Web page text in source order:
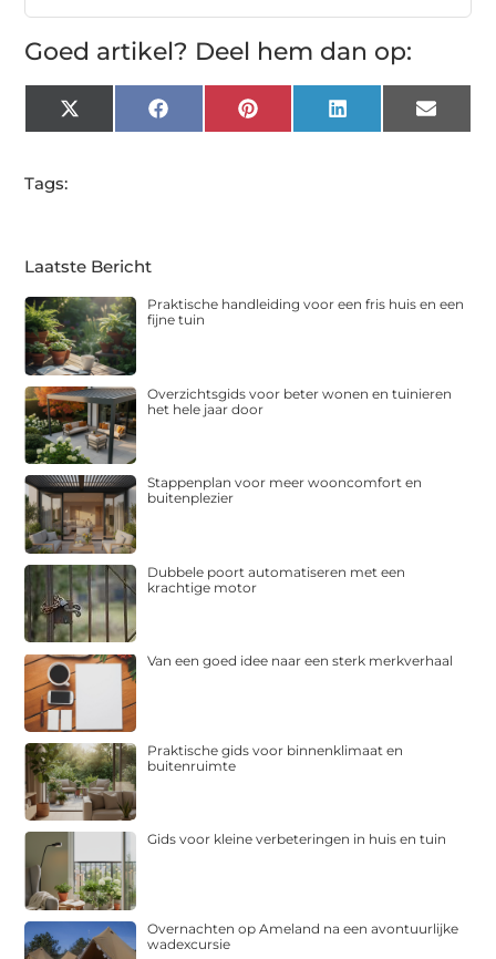
Goed artikel? Deel hem dan op:
X
(Twitter)
FacebookPinterest LinkedIn Email
Tags:
Laatste Bericht
Praktische handleiding voor een fris huis en een
fijne tuin
Overzichtsgids voor beter wonen en tuinieren
het hele jaar door
Stappenplan voor meer wooncomfort en
buitenplezier
Dubbele poort automatiseren met een
krachtige motor
Van een goed idee naar een sterk merkverhaal
Praktische gids voor binnenklimaat en
buitenruimte
Gids voor kleine verbeteringen in huis en tuin
Overnachten op Ameland na een avontuurlijke
wadexcursie